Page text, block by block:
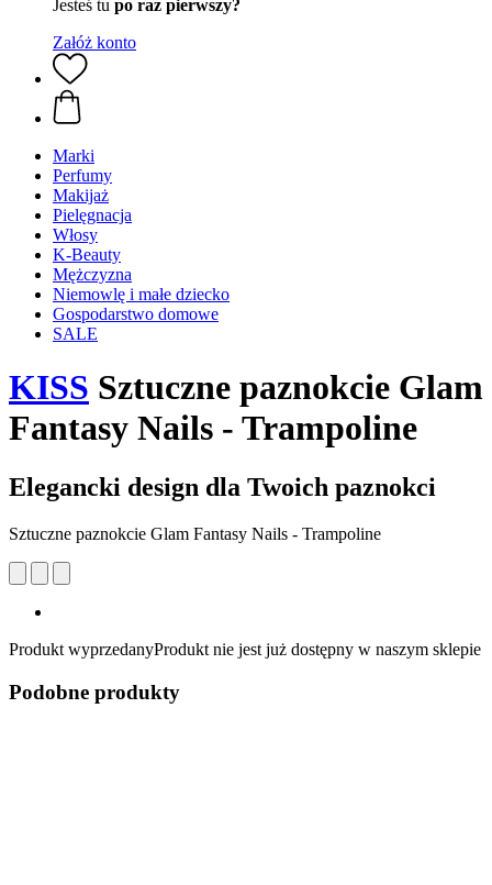
Jesteś tu po raz pierwszy?
Załóż konto
Marki
Perfumy
Makijaż
Pielęgnacja
Włosy
K-Beauty
Mężczyzna
Niemowlę i małe dziecko
Gospodarstwo domowe
SALE
KISS Sztuczne paznokcie Glam
Fantasy Nails - Trampoline
Elegancki design dla Twoich paznokci
Sztuczne paznokcie Glam Fantasy Nails - Trampoline
Produkt wyprzedanyProdukt nie jest już dostępny w naszym sklepie
Podobne produkty